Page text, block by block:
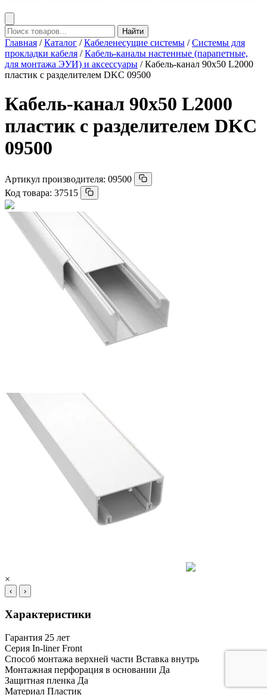
Найти
Главная /Каталог /Кабеленесущие системы /Системы для
прокладки кабеля /Кабель-каналы настенные (парапетные,
для монтажа ЭУИ) и аксессуары / Кабель-канал 90х50 L2000
пластик с разделителем DKC 09500
Кабель-канал 90х50 L2000
пластик с разделителем DKC
09500
Артикул производителя: 09500
Код товара: 37515
×
‹ ›
Характеристики
Гарантия 25 лет
Серия In-liner Front
Способ монтажа верхней части Вставка внутрь
Монтажная перфорация в основании Да
Защитная пленка Да
Материал Пластик